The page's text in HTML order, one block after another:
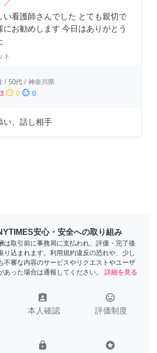
い看護師さんでした とても親切で
にお勧めします 今日はありがとう
ト
/ 50代 / 神奈川県
3 sentiment_neutral 0 sentiment_dissatisfied 0
い、話し相手
安心・安全への取り組み
は取引前に事務局に支払われ、評価・完了後
り込まれます。利用規約違反の恐れや、少し
不審な内容のサービスやリクエストやユーザ
あった場合は通報してください。
詳細を見る
assignment_ind
本人確認
tag_faces
評価制度
lock stars